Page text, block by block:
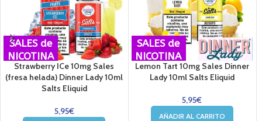
SALES de
NICOTINA
Strawberry ICe 10mg Sales
(fresa helada) Dinner Lady 10ml
Salts Eliquid
5,95€
SALES de
NICOTINA
Lemon Tart 10mg Sales Dinner
Lady 10ml Salts Eliquid
5,95€
AÑADIR AL CARRITO